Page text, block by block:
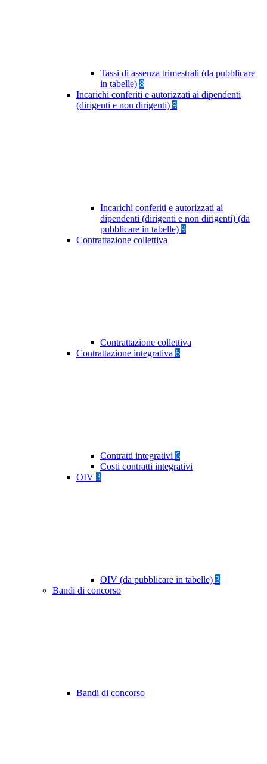
Tassi di assenza trimestrali (da pubblicare
in tabelle) 8
Incarichi conferiti e autorizzati ai dipendenti
(dirigenti e non dirigenti) 9
Incarichi conferiti e autorizzati ai
dipendenti (dirigenti e non dirigenti) (da
pubblicare in tabelle) 9
Contrattazione collettiva
Contrattazione collettiva
Contrattazione integrativa 6
Contratti integrativi 6
Costi contratti integrativi
OIV 3
OIV (da pubblicare in tabelle) 3
Bandi di concorso
Bandi di concorso